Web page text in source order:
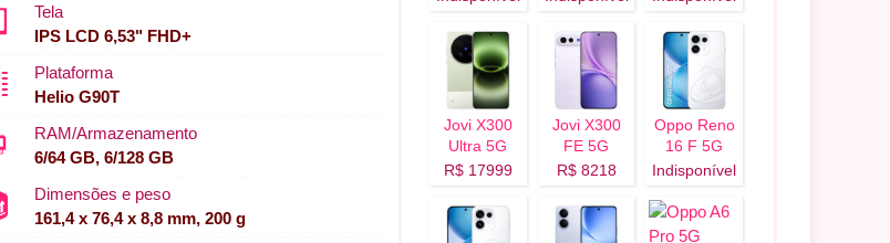
Tela
IPS LCD 6,53" FHD+
Plataforma
Helio G90T
RAM/Armazenamento
6/64 GB, 6/128 GB
Dimensões e peso
161,4 x 76,4 x 8,8 mm, 200 g
Jovi X300
Ultra 5G
R$ 17999
Jovi X300
FE 5G
R$ 8218
Oppo Reno
16 F 5G
Indisponível